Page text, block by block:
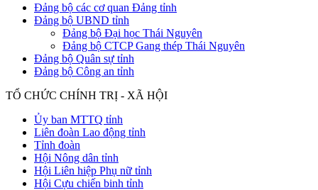
Đảng bộ các cơ quan Đảng tỉnh
Đảng bộ UBND tỉnh
Đảng bộ Đại học Thái Nguyên
Đảng bộ CTCP Gang thép Thái Nguyên
Đảng bộ Quân sự tỉnh
Đảng bộ Công an tỉnh
TỔ CHỨC CHÍNH TRỊ - XÃ HỘI
Ủy ban MTTQ tỉnh
Liên đoàn Lao động tỉnh
Tỉnh đoàn
Hội Nông dân tỉnh
Hội Liên hiệp Phụ nữ tỉnh
Hội Cựu chiến binh tỉnh